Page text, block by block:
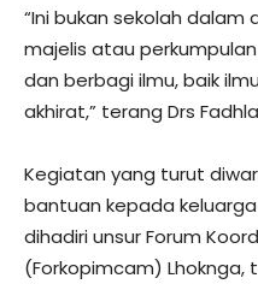
“Ini bukan sekolah
majelis atau
dan berbagi ilmu, baik
akhirat,” terang Drs
Kegiatan yang turut
bantuan kepada
dihadiri unsur Forum
(Forkopimcam)